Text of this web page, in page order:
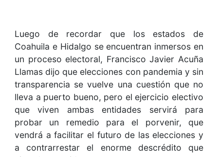
Luego de recordar que los estados de
Coahuila e Hidalgo se encuentran inmersos en
un proceso electoral, Francisco Javier Acuña
Llamas dijo que elecciones con pandemia y sin
transparencia se vuelve una cuestión que no
lleva a puerto bueno, pero el ejercicio electivo
que viven ambas entidades servirá para
probar un remedio para el porvenir, que
vendrá a facilitar el futuro de las elecciones y
a contrarrestar el enorme descrédito que